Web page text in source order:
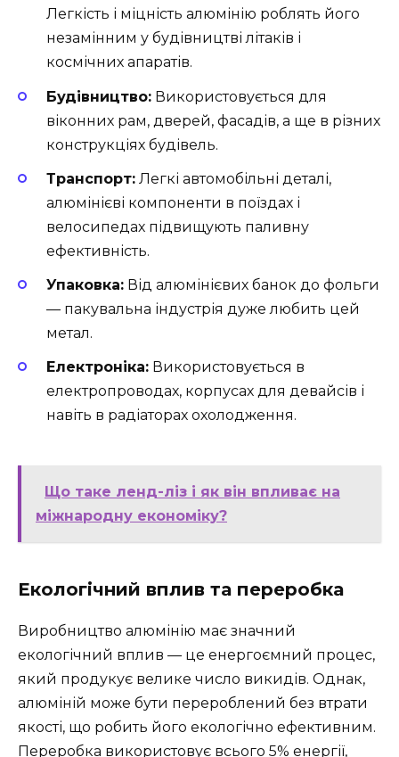
Легкість і міцність алюмінію роблять його
незамінним у будівництві літаків і
космічних апаратів.
Будівництво: Використовується для
віконних рам, дверей, фасадів, а ще в різних
конструкціях будівель.
Транспорт: Легкі автомобільні деталі,
алюмінієві компоненти в поїздах і
велосипедах підвищують паливну
ефективність.
Упаковка: Від алюмінієвих банок до фольги
— пакувальна індустрія дуже любить цей
метал.
Електроніка: Використовується в
електропроводах, корпусах для девайсів і
навіть в радіаторах охолодження.
Що таке ленд-ліз і як він впливає на
міжнародну економіку?
Екологічний вплив та переробка
Виробництво алюмінію має значний
екологічний вплив — це енергоємний процес,
який продукує велике число викидів. Однак,
алюміній може бути перероблений без втрати
якості, що робить його екологічно ефективним.
Переробка використовує всього 5% енергії,